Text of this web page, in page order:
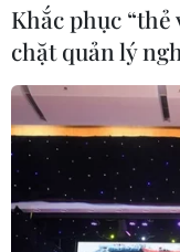
TIN LIÊN QUAN
Khắc phục “thẻ
chặt quản lý